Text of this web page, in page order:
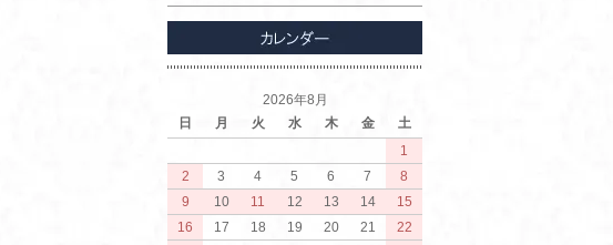
2026年8月
日
月 火 水 木 金
土
1
2
3 4 5 6 7
8
9
10 11 12 13 14
15
16
17 18 19 20 21
22